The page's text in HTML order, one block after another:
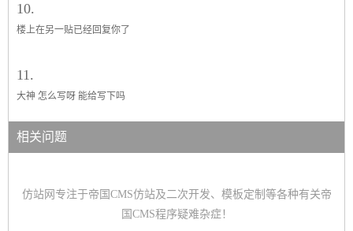
10.
楼上在另一贴已经回复你了
11.
大神 怎么写呀 能给写下吗
相关问题
仿站网专注于帝国CMS仿站及二次开发、模板定制等各种有关帝
国CMS程序疑难杂症！